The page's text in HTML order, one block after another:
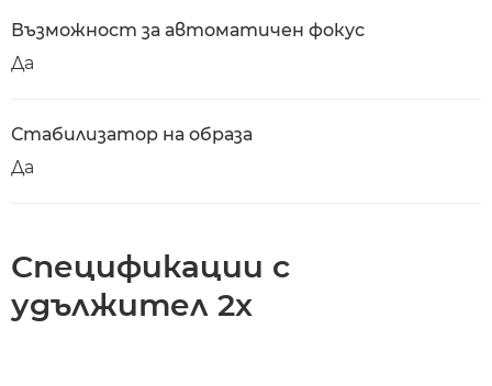
Възможност за автоматичен фокус
Да
Стабилизатор на образа
Да
Спецификации с
удължител 2x